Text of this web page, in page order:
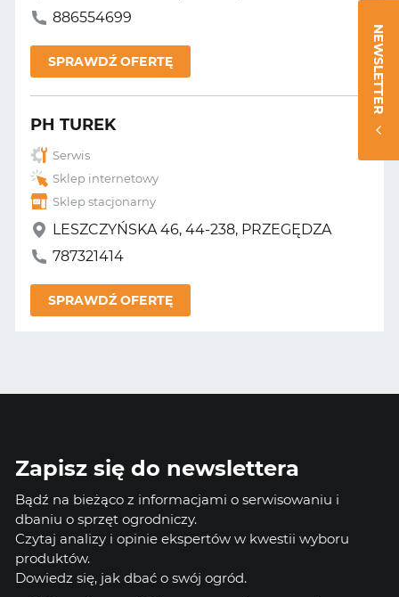
886554699
SPRAWDŹ OFERTĘ
PH TUREK
Serwis
Sklep internetowy
Sklep stacjonarny
LESZCZYŃSKA 46, 44-238, PRZEGĘDZA
787321414
SPRAWDŹ OFERTĘ
NEWSLETTER
Zapisz się do newslettera
Bądź na bieżąco z informacjami o serwisowaniu i
dbaniu o sprzęt ogrodniczy.
Czytaj analizy i opinie ekspertów w kwestii wyboru
produktów.
Dowiedz się, jak dbać o swój ogród.